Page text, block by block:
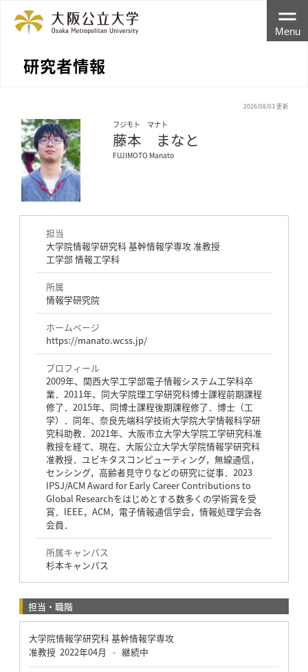
研究者情報
Menu
2026/08/03 更新
フジモト マナト
藤本 まなと
FUJIMOTO Manato
担当
大学院情報学研究科 基幹情報学専攻 准教授
工学部 情報工学科
所属
情報学研究院
ホームページ
https://manato.wcss.jp/
プロフィール
2009年、関西大学工学部電子情報システム工学科卒
業．2011年、同大学院理工学研究科博士課程前期課程
修了．2015年、同博士課程後期課程修了．博士（工
学）．同年、奈良先端科学技術大学院大学情報科学研
究科助教．2021年、大阪市立大学大学院工学研究科准
教授を経て、現在、大阪公立大学大学院情報学研究科
准教授．ユビキタスコンピューティング，無線通信，
センシング，高齢者見守りなどの研究に従事．2023
IPSJ/ACM Award for Early Career Contributions to
Global Researchをはじめとする数多くの学術賞を受
賞．IEEE，ACM，電子情報通信学会，情報処理学会各
会員．
所属キャンパス
杉本キャンパス
担当・職階
大学院情報学研究科 基幹情報学専攻
准教授 2022年04月 - 継続中